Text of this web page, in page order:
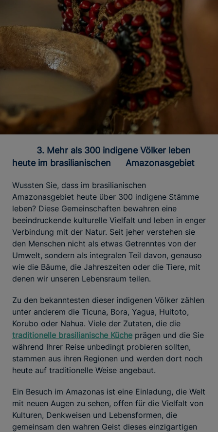
3. Mehr als 300 indigene Völker leben
heute im brasilianischen Amazonasgebiet
Wussten Sie, dass im brasilianischen
Amazonasgebiet heute über 300 indigene Stämme
leben? Diese Gemeinschaften bewahren eine
beeindruckende kulturelle Vielfalt und leben in enger
Verbindung mit der Natur. Seit jeher verstehen sie
den Menschen nicht als etwas Getrenntes von der
Umwelt, sondern als integralen Teil davon, genauso
wie die Bäume, die Jahreszeiten oder die Tiere, mit
denen wir unseren Lebensraum teilen.
Zu den bekanntesten dieser indigenen Völker zählen
unter anderem die Ticuna, Bora, Yagua, Huitoto,
Korubo oder Nahua. Viele der Zutaten, die die
traditionelle brasilianische Küche prägen und die Sie
während Ihrer Reise unbedingt probieren sollten,
stammen aus ihren Regionen und werden dort noch
heute auf traditionelle Weise angebaut.
Ein Besuch im Amazonas ist eine Einladung, die Welt
mit neuen Augen zu sehen, offen für die Vielfalt von
Kulturen, Denkweisen und Lebensformen, die
gemeinsam den wahren Geist dieses einzigartigen